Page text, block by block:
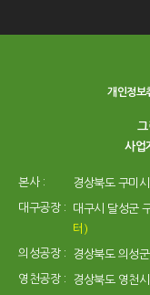
개인정보
그
사업
본사 : 경상북도 구미
대구공장 : 대구시 달성군
터)
의성공장 : 경상북도 의성
영천공장 : 경상북도 영천